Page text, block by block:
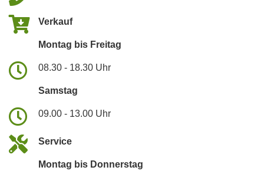
Verkauf
Montag bis Freitag
08.30 - 18.30 Uhr
Samstag
09.00 - 13.00 Uhr
Service
Montag bis Donnerstag